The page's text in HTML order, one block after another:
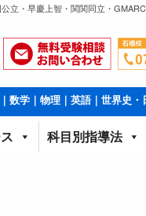
立・早慶上智・関関同立・
学｜物理｜英語｜世界史・
科目別指導法